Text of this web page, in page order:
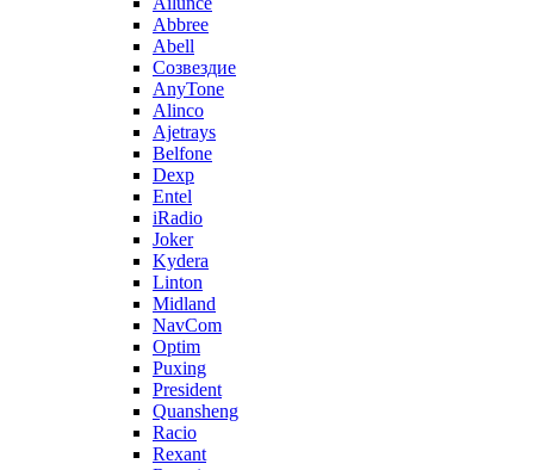
Abbree
Abell
Созвездие
AnyTone
Alinco
Ajetrays
Belfone
Dexp
Entel
iRadio
Joker
Kydera
Linton
Midland
NavCom
Optim
Puxing
President
Quansheng
Racio
Rexant